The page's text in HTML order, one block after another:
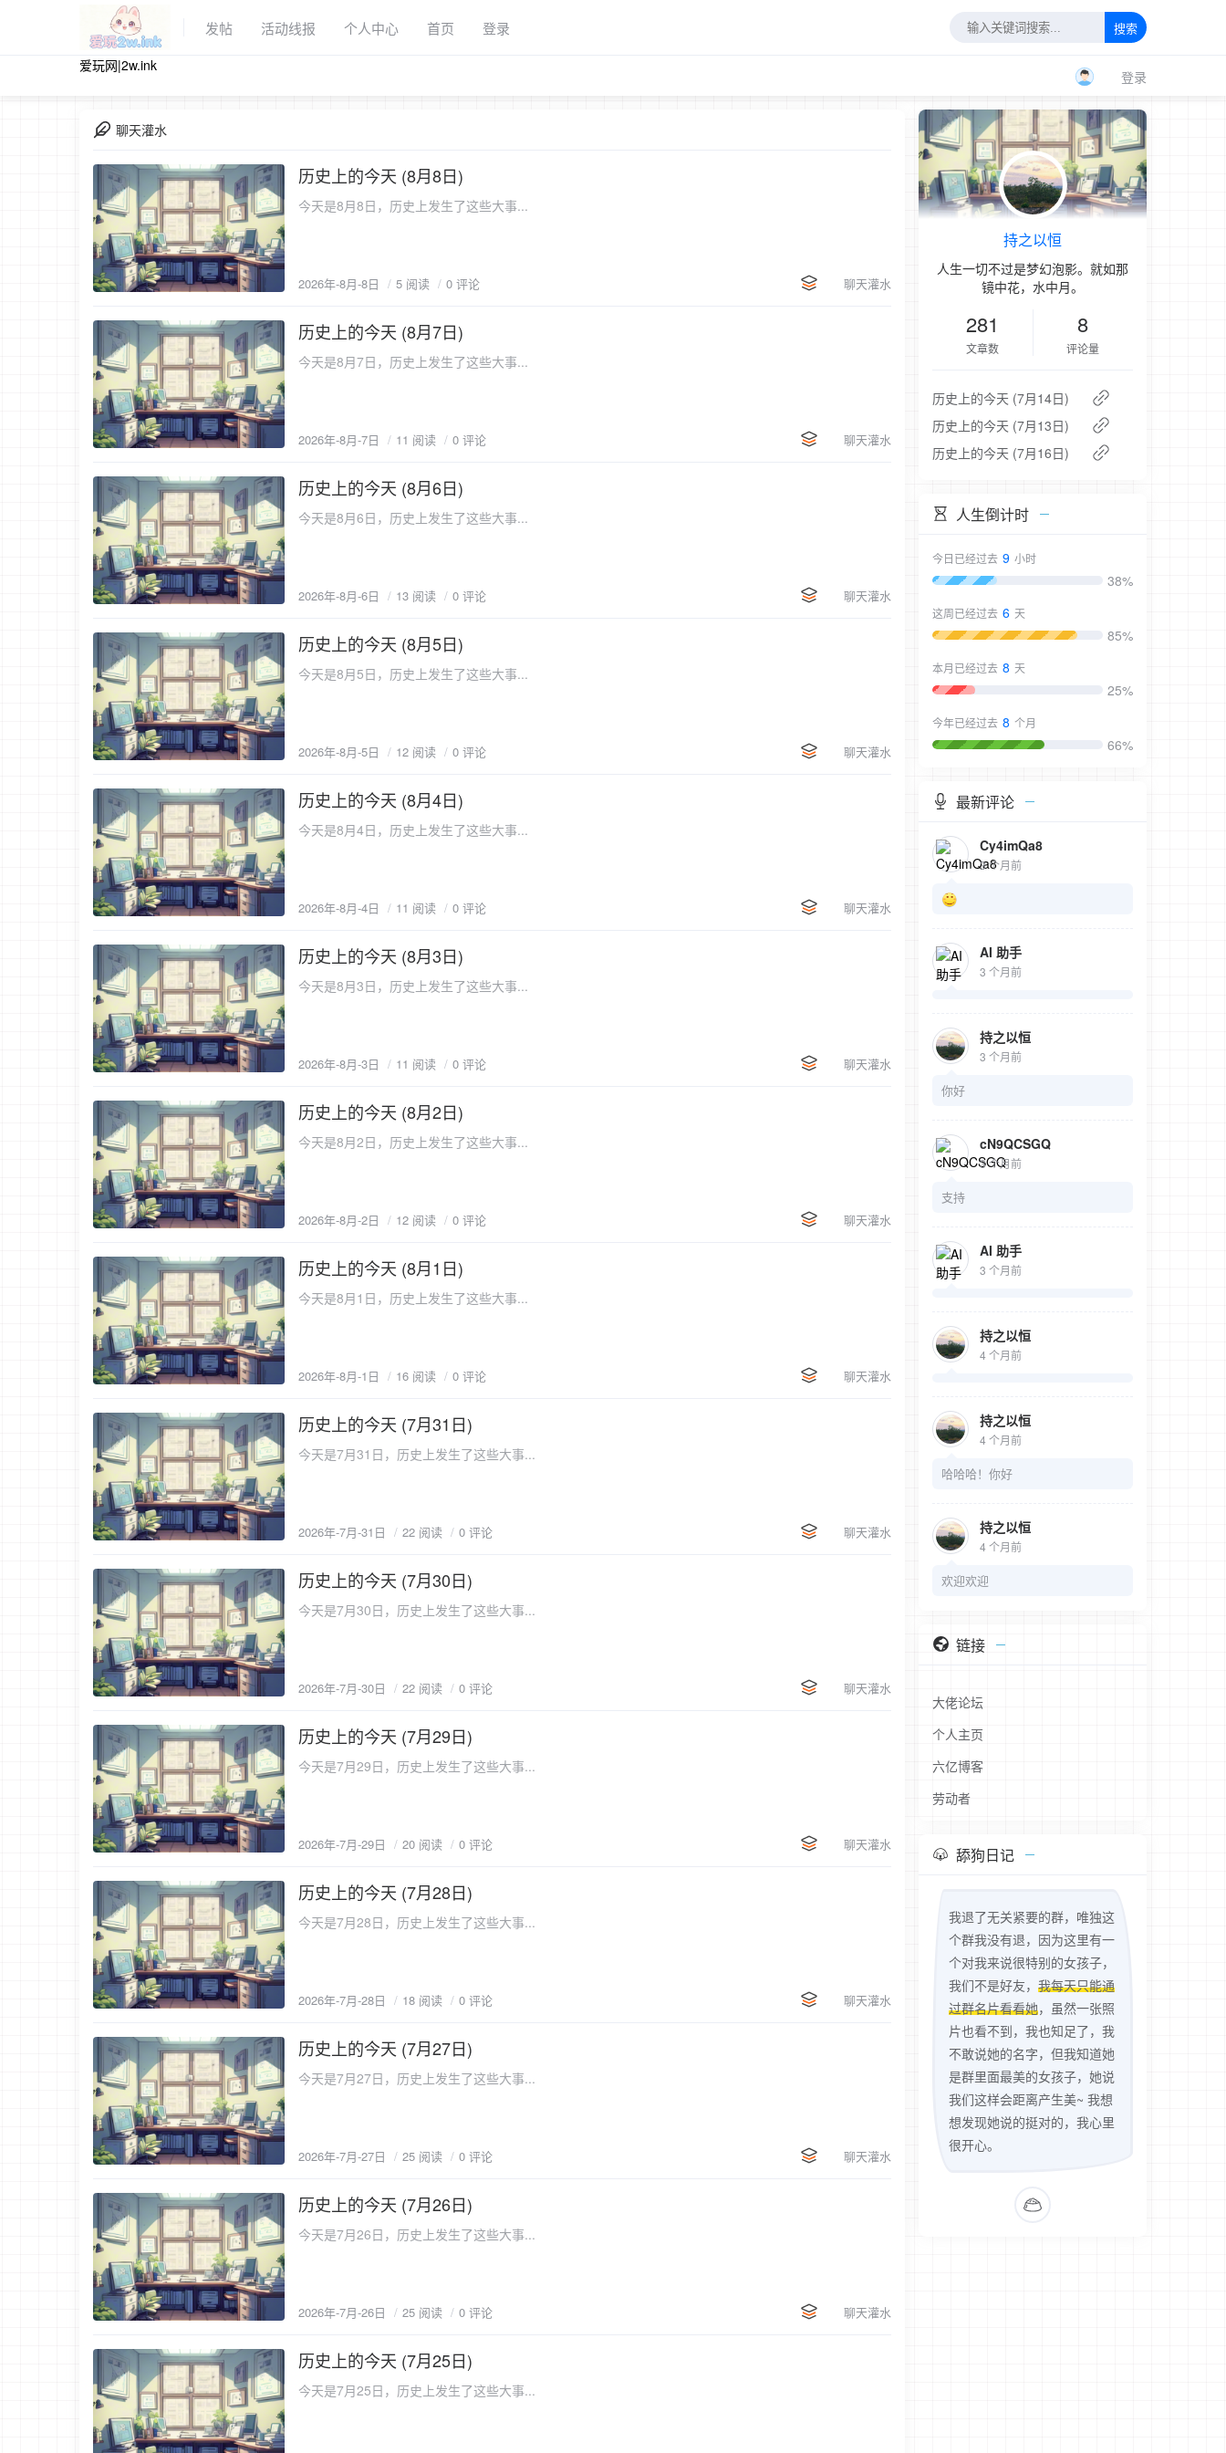
发帖 活动线报 个人中心 首页 登录 搜索
爱玩网|2w.ink
登录
聊天灌水
2026-8-8
历史上的今天 (8月8日)
今天是8月8日，历史上发生了这些大事...
2026年-8月-8日 5 阅读 0 评论 聊天灌水
2026-8-7
历史上的今天 (8月7日)
今天是8月7日，历史上发生了这些大事...
2026年-8月-7日 11 阅读 0 评论 聊天灌水
2026-8-6
历史上的今天 (8月6日)
今天是8月6日，历史上发生了这些大事...
2026年-8月-6日 13 阅读 0 评论 聊天灌水
2026-8-5
历史上的今天 (8月5日)
今天是8月5日，历史上发生了这些大事...
2026年-8月-5日 12 阅读 0 评论 聊天灌水
2026-8-4
历史上的今天 (8月4日)
今天是8月4日，历史上发生了这些大事...
2026年-8月-4日 11 阅读 0 评论 聊天灌水
2026-8-3
历史上的今天 (8月3日)
今天是8月3日，历史上发生了这些大事...
2026年-8月-3日 11 阅读 0 评论 聊天灌水
2026-8-2
历史上的今天 (8月2日)
今天是8月2日，历史上发生了这些大事...
2026年-8月-2日 12 阅读 0 评论 聊天灌水
2026-8-1
历史上的今天 (8月1日)
今天是8月1日，历史上发生了这些大事...
2026年-8月-1日 16 阅读 0 评论 聊天灌水
2026-7-31
历史上的今天 (7月31日)
今天是7月31日，历史上发生了这些大事...
2026年-7月-31日 22 阅读 0 评论 聊天灌水
2026-7-30
历史上的今天 (7月30日)
今天是7月30日，历史上发生了这些大事...
2026年-7月-30日 22 阅读 0 评论 聊天灌水
2026-7-29
历史上的今天 (7月29日)
今天是7月29日，历史上发生了这些大事...
2026年-7月-29日 20 阅读 0 评论 聊天灌水
2026-7-28
历史上的今天 (7月28日)
今天是7月28日，历史上发生了这些大事...
2026年-7月-28日 18 阅读 0 评论 聊天灌水
2026-7-27
历史上的今天 (7月27日)
今天是7月27日，历史上发生了这些大事...
2026年-7月-27日 25 阅读 0 评论 聊天灌水
2026-7-26
历史上的今天 (7月26日)
今天是7月26日，历史上发生了这些大事...
2026年-7月-26日 25 阅读 0 评论 聊天灌水
2026-7-25
历史上的今天 (7月25日)
今天是7月25日，历史上发生了这些大事...
持之以恒
人生一切不过是梦幻泡影。就如那
镜中花，水中月。
281
文章数
8
评论量
历史上的今天 (7月14日)
历史上的今天 (7月13日)
历史上的今天 (7月16日)
人生倒计时
今日已经过去 9 小时
38%
这周已经过去 6 天
85%
本月已经过去 8 天
25%
今年已经过去 8 个月
66%
最新评论
Cy4imQa8
3 个月前
AI 助手
3 个月前
持之以恒
3 个月前
你好
cN9QCSGQ
3 个月前
支持
AI 助手
3 个月前
持之以恒
4 个月前
持之以恒
4 个月前
哈哈哈！你好
持之以恒
4 个月前
欢迎欢迎
链接
大佬论坛
个人主页
六亿博客
劳动者
舔狗日记
我退了无关紧要的群，唯独这
个群我没有退，因为这里有一
个对我来说很特别的女孩子，
我们不是好友， 我每天只能通
过群名片看看她，虽然一张照
片也看不到，我也知足了，我
不敢说她的名字，但我知道她
是群里面最美的女孩子，她说
我们这样会距离产生美~ 我想
想发现她说的挺对的，我心里
很开心。